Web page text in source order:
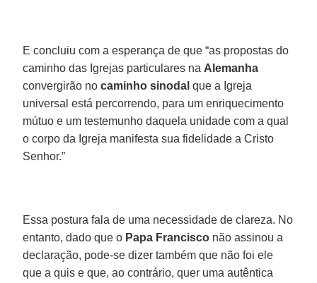
E concluiu com a esperança de que “as propostas do
caminho das Igrejas particulares na Alemanha
convergirão nocaminho sinodal que a Igreja
universal está percorrendo, para um enriquecimento
mútuo e um testemunho daquela unidade com a qual
o corpo da Igreja manifesta sua fidelidade a Cristo
Senhor.”
Essa postura fala de uma necessidade de clareza. No
entanto, dado que o Papa Francisco não assinou a
declaração, pode-se dizer também que não foi ele
que a quis e que, ao contrário, quer uma autêntica